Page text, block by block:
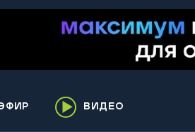
ВИДЕО